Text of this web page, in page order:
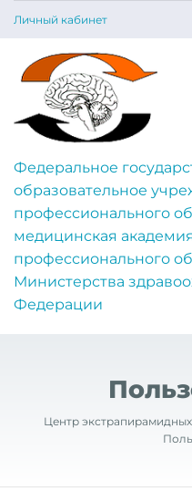
Личный кабинет
Федеральное
образовательное
профессионального
медицинская
профессионального
Министерства
Федерации
Центр